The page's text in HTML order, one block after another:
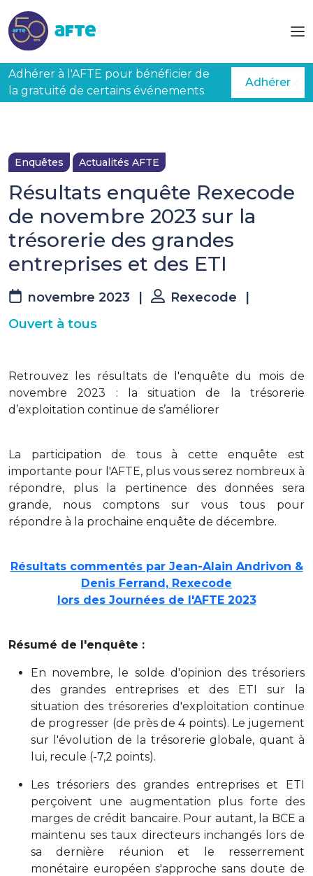
Adhérer à l'AFTE pour bénéficier de
la gratuité de certains événements
Adhérer
Enquêtes Actualités AFTE
Résultats enquête Rexecode
de novembre 2023 sur la
trésorerie des grandes
entreprises et des ETI
novembre 2023 Rexecode
Ouvert à tous
Retrouvez les résultats de l'enquête du mois de
novembre 2023 : la situation de la trésorerie
d’exploitation continue de s’améliorer
La participation de tous à cette enquête est
importante pour l'AFTE, plus vous serez nombreux à
répondre, plus la pertinence des données sera
grande, nous comptons sur vous tous pour
répondre à la prochaine enquête de décembre.
Résultats commentés par Jean-Alain Andrivon &
Denis Ferrand, Rexecode
lors des Journées de l'AFTE 2023
Résumé de l'enquête :
En novembre, le solde d'opinion des trésoriers
des grandes entreprises et des ETI sur la
situation des trésoreries d'exploitation continue
de progresser (de près de 4 points). Le jugement
sur l'évolution de la trésorerie globale, quant à
lui, recule (-7,2 points).
Les trésoriers des grandes entreprises et ETI
perçoivent une augmentation plus forte des
marges de crédit bancaire. Pour autant, la BCE a
maintenu ses taux directeurs inchangés lors de
sa dernière réunion et le resserrement
monétaire européen s'approche sans doute de